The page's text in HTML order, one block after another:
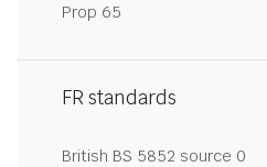
Prop 65
FR standards
British BS 5852 source 0